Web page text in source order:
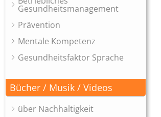
Gesundheitsmanagement
Prävention
Mentale Kompetenz
Gesundheitsfaktor Sprache
Bücher / Musik / Videos
über Nachhaltigkeit